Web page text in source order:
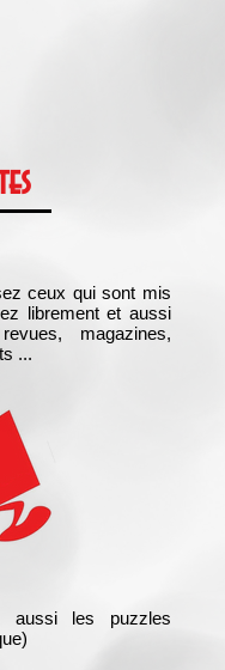
ceux qui sont mis
librement et aussi
magazines,
...
aussi les puzzles